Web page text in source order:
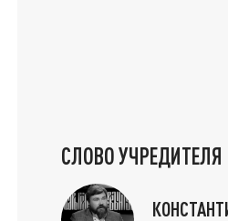
СЛОВО УЧРЕДИТЕЛЯ